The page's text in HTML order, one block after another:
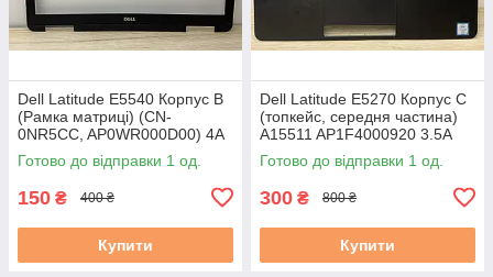
Dell Latitude E5540 Корпус B
(Рамка матриці) (CN-
0NR5CC, AP0WR000D00) 4A
б/в #
Готово до відправки 1 од.
150 ₴ 400 ₴
Купити
Dell Latitude E5270 Корпус C
(топкейс, середня частина)
A15511 AP1F4000920 3.5A
Готово до відправки 1 од.
300 ₴ 800 ₴
Купити